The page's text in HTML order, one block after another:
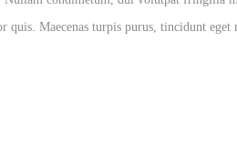
quis. Maecenas turpis purus, tincidunt